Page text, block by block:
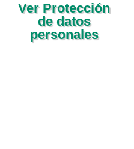
Ver Protección
de datos
personales